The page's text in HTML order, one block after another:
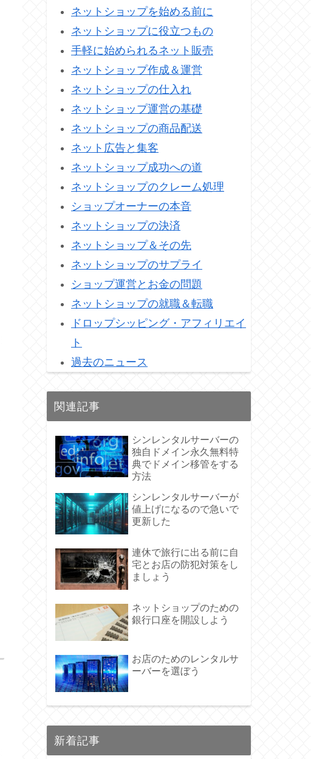
ネットショップを始める前に
ネットショップに役立つもの
手軽に始められるネット販売
ネットショップ作成＆運営
ネットショップの仕入れ
ネットショップ運営の基礎
ネットショップの商品配送
ネット広告と集客
ネットショップ成功への道
ネットショップのクレーム処理
ショップオーナーの本音
ネットショップの決済
ネットショップ＆その先
ネットショップのサプライ
ショップ運営とお金の問題
ネットショップの就職＆転職
ドロップシッピング・アフィリエイ
ト
過去のニュース
関連記事
シンレンタルサーバーの
独自ドメイン永久無料特
典でドメイン移管をする
方法
シンレンタルサーバーが
値上げになるので急いで
更新した
連休で旅行に出る前に自
宅とお店の防犯対策をし
ましょう
ネットショップのための
銀行口座を開設しよう
お店のためのレンタルサ
ーバーを選ぼう
新着記事